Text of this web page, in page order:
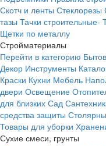
Скотч и ленты Стеклорезы
тазы Тачки строительные-
Щетки по металлу
Стройматериалы
Перейти в категорию
Декор Инструменты
Краски Кухни Мебель
двери Освещение
для близких Сад
средства защиты
Товары для уборки
Сухие смеси, грунты